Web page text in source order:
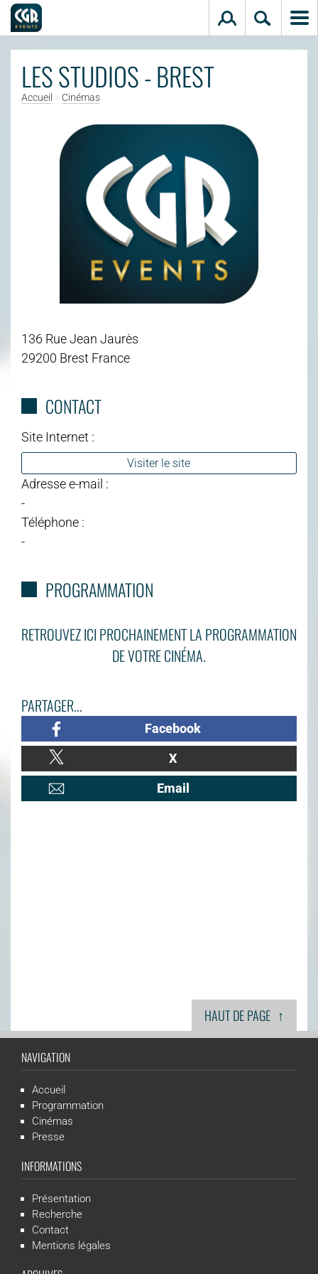
LES STUDIOS - BREST
Accueil > Cinémas
136 Rue Jean Jaurès
29200 Brest France
CONTACT
Site Internet :
Visiter le site
Adresse e-mail :
-
Téléphone :
-
PROGRAMMATION
RETROUVEZ ICI PROCHAINEMENT LA PROGRAMMATION
DE VOTRE CINÉMA.
PARTAGER...
Facebook
X
Email
HAUT DE PAGE ↑
NAVIGATION
Accueil
Programmation
Cinémas
Presse
INFORMATIONS
Présentation
Recherche
Contact
Mentions légales